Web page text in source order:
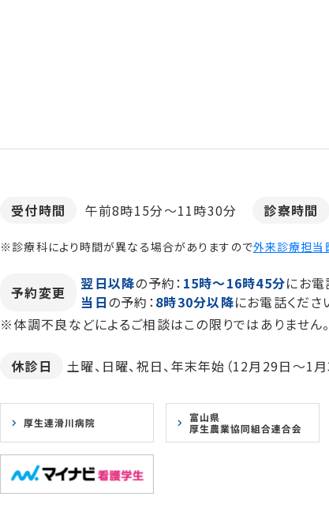
受付時間 午前8時15分～11時30分 診察時間
※診療科により時間が異なる場合がありますので外来診療担当
予約変更 翌日以降の予約： 15時～16時45分にお電
当日の予約：8時30分以降にお電話くださ
※体調不良などによるご相談はこの限りではありません。
休診日 土曜、日曜、祝日、年末年始（12月29日～1月